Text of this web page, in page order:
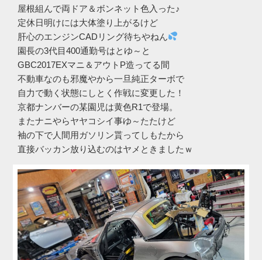
屋根組んで両ドア＆ボンネット色入った♪
定休日明けには大体塗り上がるけど
肝心のエンジンCADリング待ちやねん
園長の3代目400通勤号はとゆ～と
GBC2017EXマニ＆アウトP造ってる間
不動車なのも邪魔やから一旦純正ターボで
自力で動く状態にしとく作戦に変更した！
京都ナンバーの某園児は黄色R1で登場。
またナニやらヤヤコシイ事ゆ～たたけど
袖の下で人間用ガソリン貰ってしもたから
直接バッカン放り込むのはヤメときましたｗ